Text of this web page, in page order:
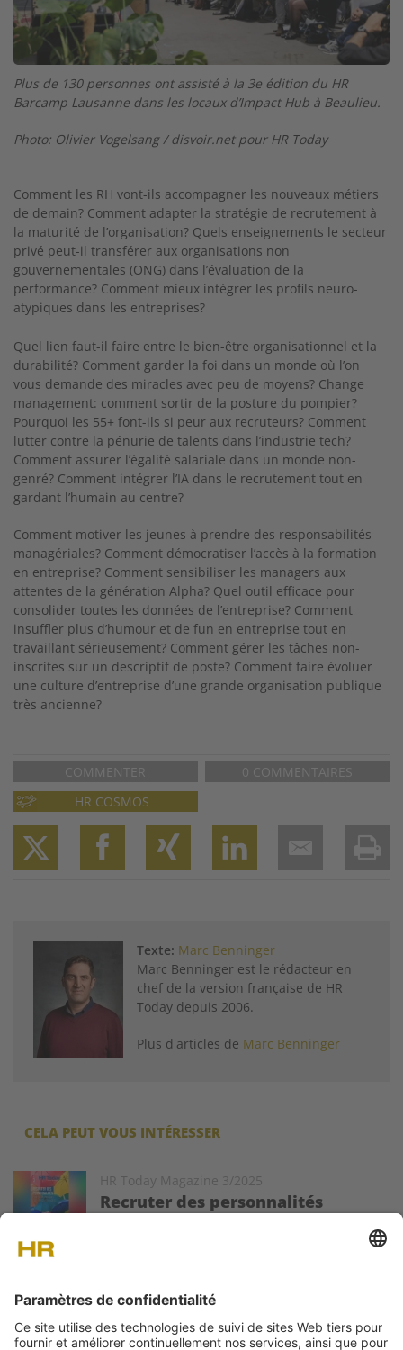
Plus de 130 personnes ont assisté à la 3e édition du HR
Barcamp Lausanne dans les locaux d’Impact Hub à Beaulieu.
Photo: Olivier Vogelsang / disvoir.net pour HR Today
Comment les RH vont-ils accompagner les nouveaux métiers
de demain? Comment adapter la stratégie de recrutement à
la maturité de l’organisation? Quels enseignements le secteur
privé peut-il transférer aux organisations non
gouvernementales (ONG) dans l’évaluation de la
performance? Comment mieux intégrer les profils neuro-
atypiques dans les entreprises?
Quel lien faut-il faire entre le bien-être organisationnel et la
durabilité? Comment garder la foi dans un monde où l’on
vous demande des miracles avec peu de moyens? Change
management: comment sortir de la posture du pompier?
Pourquoi les 55+ font-ils si peur aux recruteurs? Comment
lutter contre la pénurie de talents dans l’industrie tech?
Comment assurer l’égalité salariale dans un monde non-
genré? Comment intégrer l’IA dans le recrutement tout en
gardant l’humain au centre?
Comment motiver les jeunes à prendre des responsabilités
managériales? Comment démocratiser l’accès à la formation
en entreprise? Comment sensibiliser les managers aux
attentes de la génération Alpha? Quel outil efficace pour
consolider toutes les données de l’entreprise? Comment
insuffler plus d’humour et de fun en entreprise tout en
travaillant sérieusement? Comment gérer les tâches non-
inscrites sur un descriptif de poste? Comment faire évoluer
une culture d’entreprise d’une grande organisation publique
très ancienne?
COMMENTER
0 COMMENTAIRES
HR COSMOS
Texte: Marc Benninger
Marc Benninger est le rédacteur en
chef de la version française de HR
Today depuis 2006.
Plus d'articles de Marc Benninger
CELA PEUT VOUS INTÉRESSER
HR Today Magazine 3/2025
Recruter des personnalités
Image
avantages de privilégier la personnalité plutôt que les